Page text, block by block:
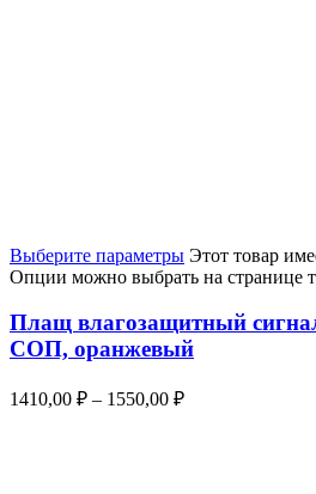
Выберите параметры Этот товар
Опции можно выбрать на странице
Плащ влагозащитный
СОП, оранжевый
1410,00 ₽ – 1550,00 ₽